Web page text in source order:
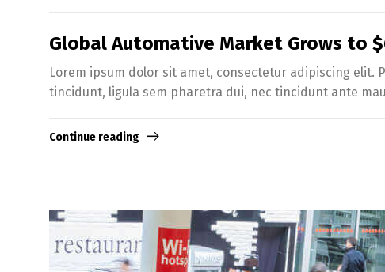
Global Automative Market Grows to
Lorem ipsum dolor sit amet, consectetur adipiscing elit.
tincidunt, ligula sem pharetra dui, nec tincidunt ante
Continue reading